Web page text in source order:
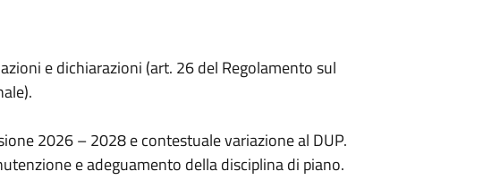
e dichiarazioni (art. 26 del Regolamento sul
2026 – 2028 e contestuale variazione al DUP.
e adeguamento della disciplina di piano.